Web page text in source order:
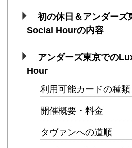
初の休日＆アンダー
Social Hourの内容
アンダーズ東京での
Hour
利用可能カードの種類
開催概要・料金
タヴァンへの道順